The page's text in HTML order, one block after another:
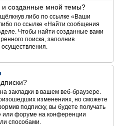
и созданные мной темы?
либо по ссылке «Ваши
по ссылке «Найти сообщения
Чтобы найти созданные вами
поиска, заполнив
осуществления.
закладки в вашем веб-браузере.
изменениях, но сможете
подписку, вы будете получать
или форуме на конференции
способами.